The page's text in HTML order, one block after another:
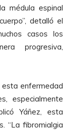
médula espinal
detalló el
casos los
progresiva,
enfermedad
especialmente
Yáñez, esta
“La fibromialgia